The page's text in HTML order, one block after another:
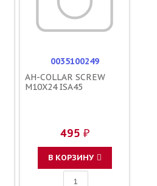
0035100249
AH-COLLAR SCREW
M10X24 ISA45
495 ₽
В КОРЗИНУ